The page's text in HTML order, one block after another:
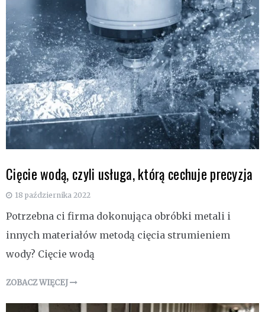
Cięcie wodą, czyli usługa, którą cechuje precyzja
18 października 2022
Potrzebna ci firma dokonująca obróbki metali i
innych materiałów metodą cięcia strumieniem
wody? Cięcie wodą
ZOBACZ WIĘCEJ